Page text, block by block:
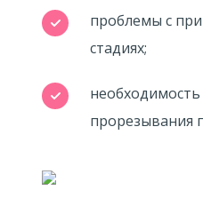
проблемы с
стадиях;
необходимость
прорезывания